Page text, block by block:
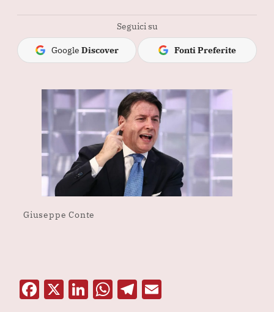
Seguici su
Google Discover Fonti Preferite
Giuseppe Conte
F X Li W T